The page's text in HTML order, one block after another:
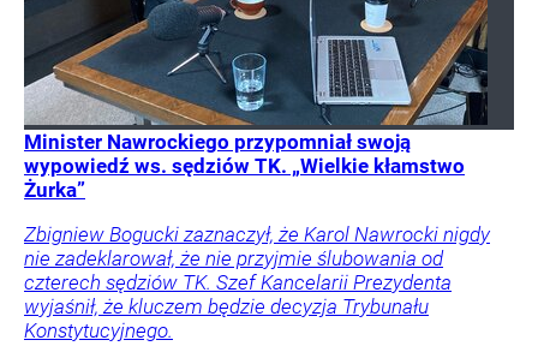
Minister Nawrockiego przypomniał swoją
wypowiedź ws. sędziów TK. „Wielkie kłamstwo
Żurka”
Zbigniew Bogucki zaznaczył, że Karol Nawrocki nigdy
nie zadeklarował, że nie przyjmie ślubowania od
czterech sędziów TK. Szef Kancelarii Prezydenta
wyjaśnił, że kluczem będzie decyzja Trybunału
Konstytucyjnego.